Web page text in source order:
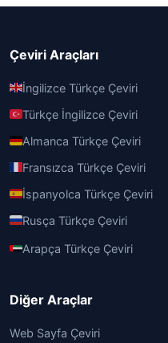
Çeviri Araçları
İngilizce Türkçe Çeviri
Türkçe İngilizce Çeviri
Almanca Türkçe Çeviri
Fransızca Türkçe Çeviri
İspanyolca Türkçe Çeviri
Rusça Türkçe Çeviri
Arapça Türkçe Çeviri
Diğer Araçlar
Web Sayfa Çeviri